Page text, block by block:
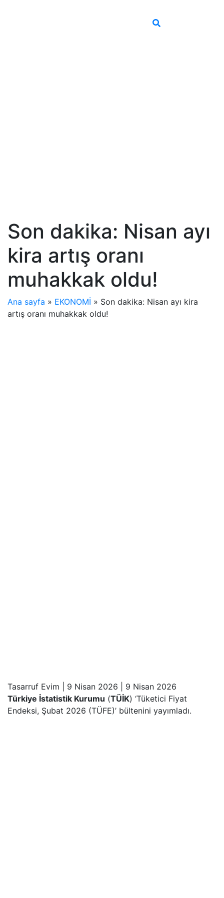
Son dakika: Nisan ayı
kira artış oranı
muhakkak oldu!
Ana sayfa » EKONOMİ » Son dakika: Nisan ayı kira
artış oranı muhakkak oldu!
Tasarruf Evim 9 Nisan 2026
9 Nisan 2026
Türkiye İstatistik Kurumu (TÜİK) ‘Tüketici Fiyat
Endeksi, Şubat 2026 (TÜFE)’ bültenini yayımladı.